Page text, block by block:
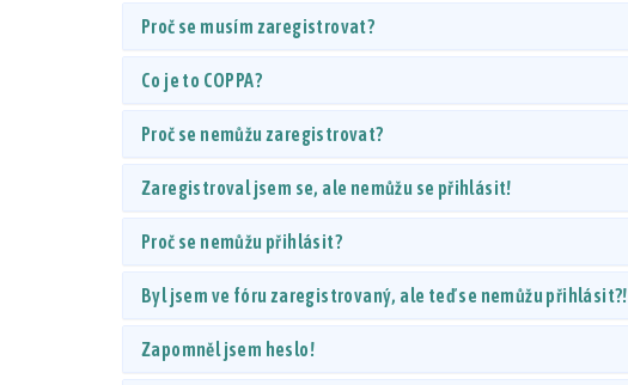
Proč se musím zaregistrovat?
Co je to COPPA?
Proč se nemůžu zaregistrovat?
Zaregistroval jsem se, ale nemůžu se přihlásit!
Proč se nemůžu přihlásit?
Byl jsem ve fóru zaregistrovaný, ale teď se nemůžu přihlásit?!
Zapomněl jsem heslo!